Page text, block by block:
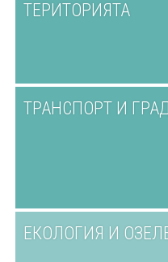
ТЕРИТОРИЯТА
ТРАНСПОРТ И
ЕКОЛОГИЯ И